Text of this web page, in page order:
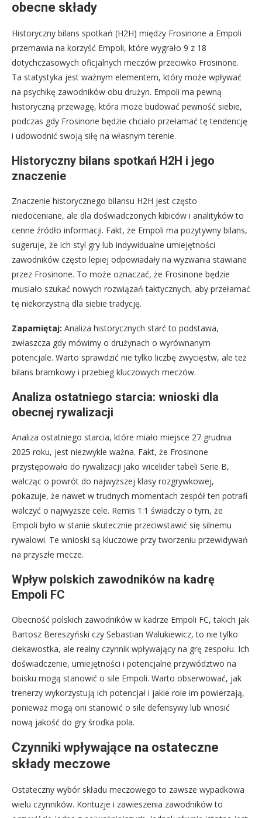
obecne składy
Historyczny bilans spotkań (H2H) między Frosinone a Empoli
przemawia na korzyść Empoli, które wygrało 9 z 18
dotychczasowych oficjalnych meczów przeciwko Frosinone.
Ta statystyka jest ważnym elementem, który może wpływać
na psychikę zawodników obu drużyn. Empoli ma pewną
historyczną przewagę, która może budować pewność siebie,
podczas gdy Frosinone będzie chciało przełamać tę tendencję
i udowodnić swoją siłę na własnym terenie.
Historyczny bilans spotkań H2H i jego
znaczenie
Znaczenie historycznego bilansu H2H jest często
niedoceniane, ale dla doświadczonych kibiców i analityków to
cenne źródło informacji. Fakt, że Empoli ma pozytywny bilans,
sugeruje, że ich styl gry lub indywidualne umiejętności
zawodników często lepiej odpowiadały na wyzwania stawiane
przez Frosinone. To może oznaczać, że Frosinone będzie
musiało szukać nowych rozwiązań taktycznych, aby przełamać
tę niekorzystną dla siebie tradycję.
Zapamiętaj: Analiza historycznych starć to podstawa,
zwłaszcza gdy mówimy o drużynach o wyrównanym
potencjale. Warto sprawdzić nie tylko liczbę zwycięstw, ale też
bilans bramkowy i przebieg kluczowych meczów.
Analiza ostatniego starcia: wnioski dla
obecnej rywalizacji
Analiza ostatniego starcia, które miało miejsce 27 grudnia
2025 roku, jest niezwykle ważna. Fakt, że Frosinone
przystępowało do rywalizacji jako wicelider tabeli Serie B,
walcząc o powrót do najwyższej klasy rozgrywkowej,
pokazuje, że nawet w trudnych momentach zespół ten potrafi
walczyć o najwyższe cele. Remis 1:1 świadczy o tym, że
Empoli było w stanie skutecznie przeciwstawić się silnemu
rywalowi. Te wnioski są kluczowe przy tworzeniu przewidywań
na przyszłe mecze.
Wpływ polskich zawodników na kadrę
Empoli FC
Obecność polskich zawodników w kadrze Empoli FC, takich jak
Bartosz Bereszyński czy Sebastian Walukiewicz, to nie tylko
ciekawostka, ale realny czynnik wpływający na grę zespołu. Ich
doświadczenie, umiejętności i potencjalne przywództwo na
boisku mogą stanowić o sile Empoli. Warto obserwować, jak
trenerzy wykorzystują ich potencjał i jakie role im powierzają,
ponieważ mogą oni stanowić o sile defensywy lub wnosić
nową jakość do gry środka pola.
Czynniki wpływające na ostateczne
składy meczowe
Ostateczny wybór składu meczowego to zawsze wypadkowa
wielu czynników. Kontuzje i zawieszenia zawodników to